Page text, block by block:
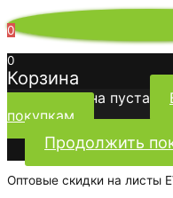
0
0
Корзина
Ваша корзина пуста
покупкам
Продолжить
Оптовые скидки на листы